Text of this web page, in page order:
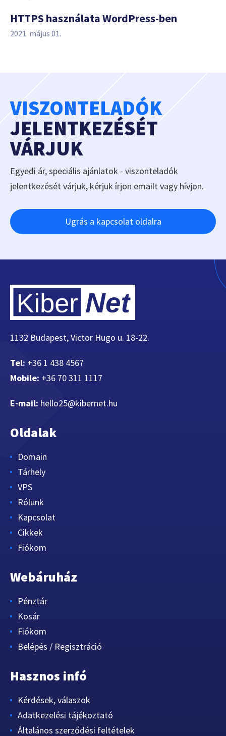
HTTPS használata WordPress-ben
2021. május 01.
VISZONTELADÓK
JELENTKEZÉSÉT
VÁRJUK
Egyedi ár, speciális ajánlatok - viszonteladók
jelentkezését várjuk, kérjük írjon emailt vagy hívjon.
Ugrás a kapcsolat oldalra
1132 Budapest, Victor Hugo u. 18-22.
Tel: +36 1 438 4567
Mobile: +36 70 311 1117
E-mail: hello25@kibernet.hu
Oldalak
Domain
Tárhely
VPS
Rólunk
Kapcsolat
Cikkek
Fiókom
Webáruház
Pénztár
Kosár
Fiókom
Belépés / Regisztráció
Hasznos infó
Kérdések, válaszok
Adatkezelési tájékoztató
Általános szerződési feltételek